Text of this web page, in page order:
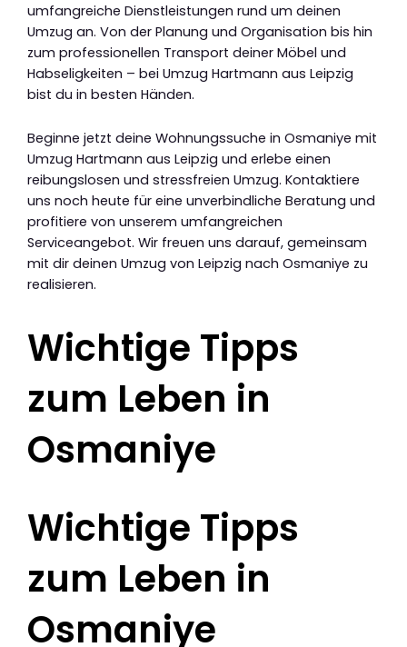
umfangreiche Dienstleistungen rund um deinen
Umzug an. Von der Planung und Organisation bis hin
zum professionellen Transport deiner Möbel und
Habseligkeiten – bei Umzug Hartmann aus Leipzig
bist du in besten Händen.
Beginne jetzt deine Wohnungssuche in Osmaniye mit
Umzug Hartmann aus Leipzig und erlebe einen
reibungslosen und stressfreien Umzug. Kontaktiere
uns noch heute für eine unverbindliche Beratung und
profitiere von unserem umfangreichen
Serviceangebot. Wir freuen uns darauf, gemeinsam
mit dir deinen Umzug von Leipzig nach Osmaniye zu
realisieren.
Wichtige Tipps
zum Leben in
Osmaniye
Wichtige Tipps
zum Leben in
Osmaniye